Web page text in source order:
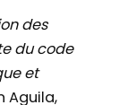
des
du code
et
Aguila,